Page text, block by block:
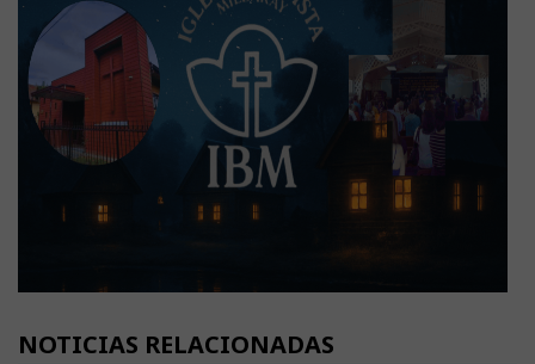
NOTICIAS RELACIONADAS